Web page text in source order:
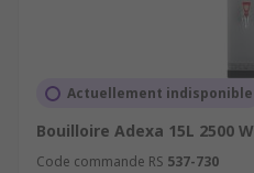
Actuellement indisponible
Bouilloire Adexa 15L 2500
Code commande RS 537-730